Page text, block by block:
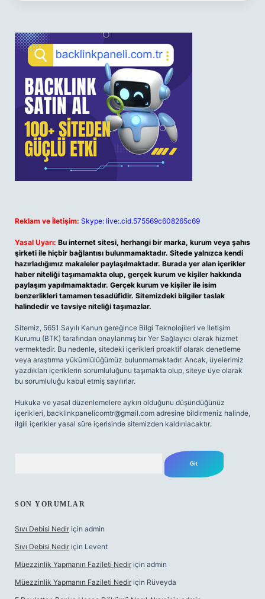
Reklam ve İletişim: Skype: live:.cid.575569c608265c69
Yasal Uyarı: Bu internet sitesi, herhangi bir marka, kurum veya şahıs
şirketi ile hiçbir bağlantısı bulunmamaktadır. Sitede yalnızca kendi
hazırladığımız makaleler paylaşılmaktadır. Burada yer alan içerikler
haber niteliği taşımamakta olup, gerçek kurum ve kişiler hakkında
paylaşım yapılmamaktadır. Gerçek kurum ve kişiler ile isim
benzerlikleri tamamen tesadüfidir. Sitemizdeki bilgiler taslak
halindedir ve tavsiye niteliği taşımazlar.
Sitemiz, 5651 Sayılı Kanun gereğince Bilgi Teknolojileri ve İletişim
Kurumu (BTK) tarafından onaylanmış bir Yer Sağlayıcı olarak hizmet
vermektedir. Bu nedenle, sitedeki içerikleri proaktif olarak denetleme
veya araştırma yükümlülüğümüz bulunmamaktadır. Ancak, üyelerimiz
yazdıkları içeriklerin sorumluluğunu taşımakta olup, siteye üye olarak
bu sorumluluğu kabul etmiş sayılırlar.
Hukuka ve yasal düzenlemelere aykırı olduğunu düşündüğünüz
içerikleri, backlinkpanelicomtr@gmail.com adresine bildirmeniz halinde,
ilgili içerikler yasal süre içerisinde sitemizden kaldırılacaktır.
SON YORUMLAR
Sıvı Debisi Nedir için admin
Sıvı Debisi Nedir için Levent
Müezzinlik Yapmanın Fazileti Nedir için admin
Müezzinlik Yapmanın Fazileti Nedir için Rüveyda